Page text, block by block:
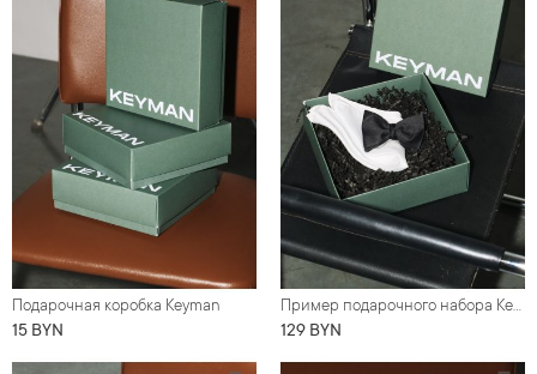
Подарочная коробка Keyman
15 BYN
Пример подарочного набора Keyman (фирменная коробочка, бабочка, шелковый нагрудный платок)
129 BYN